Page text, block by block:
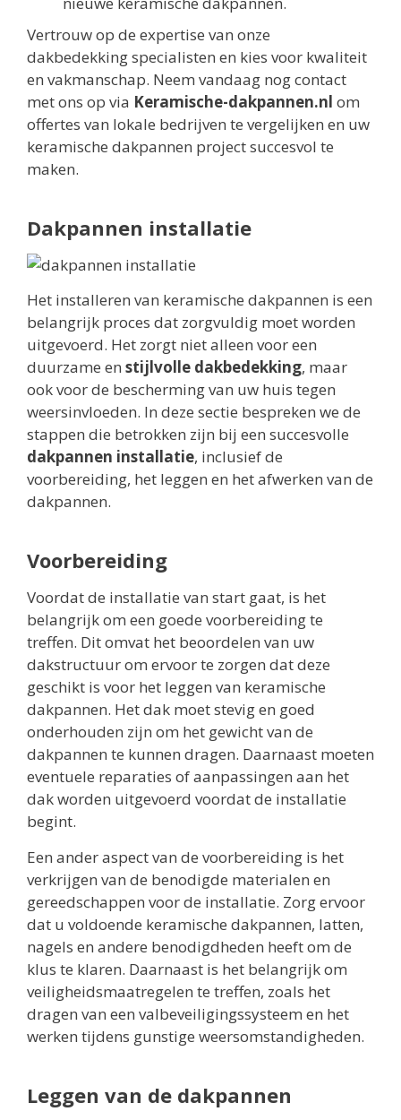
Vertrouw op de expertise van onze
dakbedekking specialisten en kies voor kwaliteit
en vakmanschap. Neem vandaag nog contact
met ons op via Keramische-dakpannen.nl om
offertes van lokale bedrijven te vergelijken en uw
keramische dakpannen project succesvol te
maken.
Dakpannen installatie
Het installeren van keramische dakpannen is een
belangrijk proces dat zorgvuldig moet worden
uitgevoerd. Het zorgt niet alleen voor een
duurzame en stijlvolle dakbedekking, maar
ook voor de bescherming van uw huis tegen
weersinvloeden. In deze sectie bespreken we de
stappen die betrokken zijn bij een succesvolle
dakpannen installatie, inclusief de
voorbereiding, het leggen en het afwerken van de
dakpannen.
Voorbereiding
Voordat de installatie van start gaat, is het
belangrijk om een goede voorbereiding te
treffen. Dit omvat het beoordelen van uw
dakstructuur om ervoor te zorgen dat deze
geschikt is voor het leggen van keramische
dakpannen. Het dak moet stevig en goed
onderhouden zijn om het gewicht van de
dakpannen te kunnen dragen. Daarnaast moeten
eventuele reparaties of aanpassingen aan het
dak worden uitgevoerd voordat de installatie
begint.
Een ander aspect van de voorbereiding is het
verkrijgen van de benodigde materialen en
gereedschappen voor de installatie. Zorg ervoor
dat u voldoende keramische dakpannen, latten,
nagels en andere benodigdheden heeft om de
klus te klaren. Daarnaast is het belangrijk om
veiligheidsmaatregelen te treffen, zoals het
dragen van een valbeveiligingssysteem en het
werken tijdens gunstige weersomstandigheden.
Leggen van de dakpannen